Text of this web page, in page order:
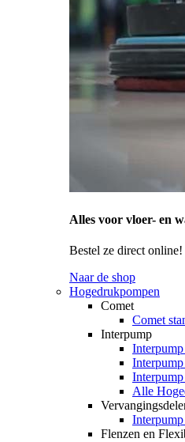
Alles voor vloer- en
Bestel ze direct online!
Naar de shop
Hogedrukpompen
Comet
Comet
Interpump
Interpump
Alle
Flenzen en